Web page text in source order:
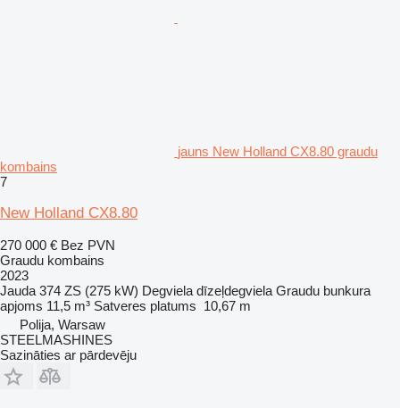
jauns New Holland CX8.80 graudu
kombains
7
New Holland CX8.80
270 000 € Bez PVN
Graudu kombains
2023
Jauda 374 ZS (275 kW) Degviela dīzeļdegviela Graudu bunkura
apjoms 11,5 m³ Satveres platums 10,67 m
Polija, Warsaw
STEELMASHINES
Sazināties ar pārdevēju